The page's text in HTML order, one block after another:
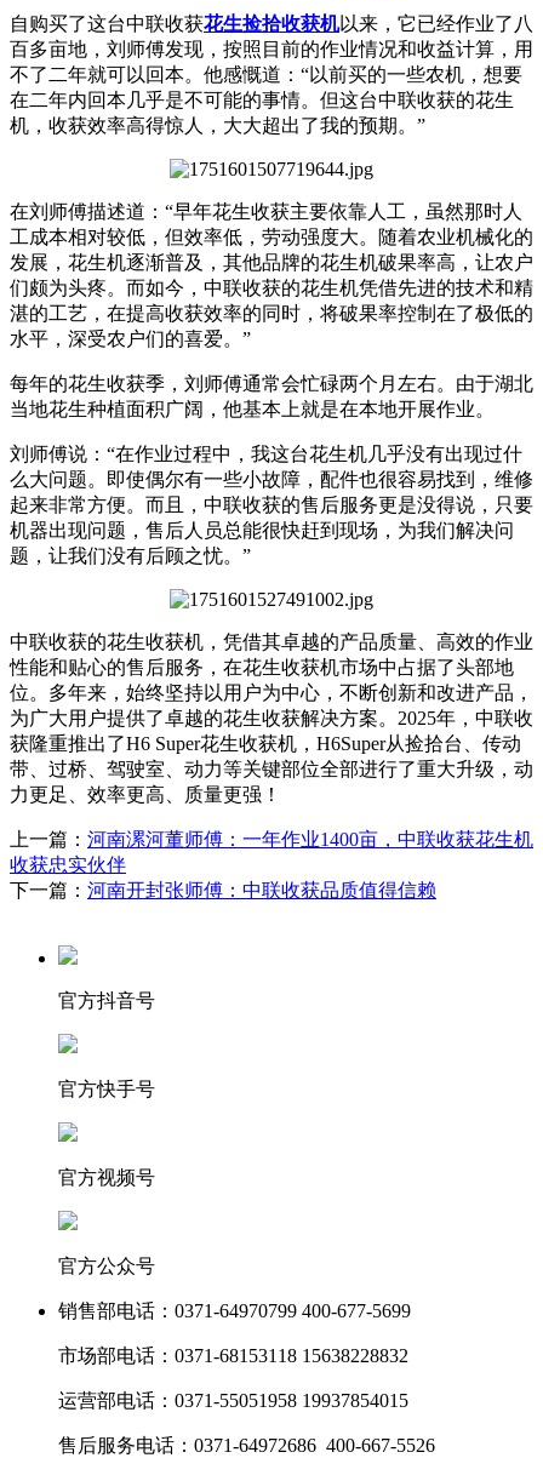
自购买了这台中联收获花生捡拾收获机以来，它已经作业了八
百多亩地，刘师傅发现，按照目前的作业情况和收益计算，用
不了二年就可以回本。他感慨道：“以前买的一些农机，想要
在二年内回本几乎是不可能的事情。但这台中联收获的花生
机，收获效率高得惊人，大大超出了我的预期。”
在刘师傅描述道：“早年花生收获主要依靠人工，虽然那时人
工成本相对较低，但效率低，劳动强度大。随着农业机械化的
发展，花生机逐渐普及，其他品牌的花生机破果率高，让农户
们颇为头疼。而如今，中联收获的花生机凭借先进的技术和精
湛的工艺，在提高收获效率的同时，将破果率控制在了极低的
水平，深受农户们的喜爱。”
每年的花生收获季，刘师傅通常会忙碌两个月左右。由于湖北
当地花生种植面积广阔，他基本上就是在本地开展作业。
刘师傅说：“在作业过程中，我这台花生机几乎没有出现过什
么大问题。即使偶尔有一些小故障，配件也很容易找到，维修
起来非常方便。而且，中联收获的售后服务更是没得说，只要
机器出现问题，售后人员总能很快赶到现场，为我们解决问
题，让我们没有后顾之忧。”
中联收获的花生收获机，凭借其卓越的产品质量、高效的作业
性能和贴心的售后服务，在花生收获机市场中占据了头部地
位。多年来，始终坚持以用户为中心，不断创新和改进产品，
为广大用户提供了卓越的花生收获解决方案。2025年，中联收
获隆重推出了H6 Super花生收获机，H6Super从捡拾台、传动
带、过桥、驾驶室、动力等关键部位全部进行了重大升级，动
力更足、效率更高、质量更强！
上一篇： 河南漯河董师傅：一年作业1400亩，中联收获花生机
收获忠实伙伴
下一篇： 河南开封张师傅：中联收获品质值得信赖
官方抖音号
官方快手号
官方视频号
官方公众号
销售部电话： 0371-64970799 400-677-5699
市场部电话： 0371-68153118 15638228832
运营部电话： 0371-55051958 19937854015
售后服务电话： 0371-64972686 400-667-5526